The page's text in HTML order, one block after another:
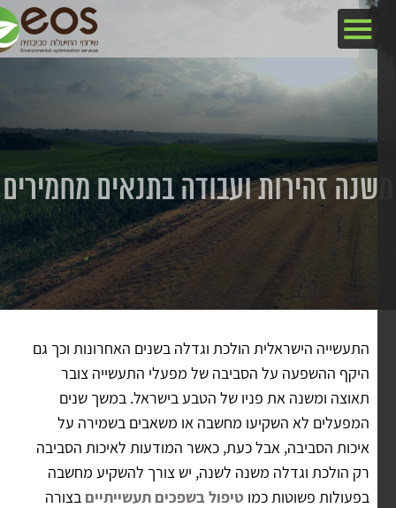
זהירות ועבודה בתנאים מחמירים
התעשייה הישראלית הולכת וגדלה בשנים האחרונות וכך גם
היקף ההשפעה על הסביבה של מפעלי התעשייה צובר
תאוצה ומשנה את פניו של הטבע בישראל. במשך שנים
המפעלים לא השקיעו מחשבה או משאבים בשמירה על
איכות הסביבה, אבל כעת, כאשר המודעות לאיכות הסביבה
רק הולכת וגדלה משנה לשנה, יש צורך להשקיע מחשבה
בפעולות פשוטות כמוטיפול בשפכים תעשייתייםבצורה